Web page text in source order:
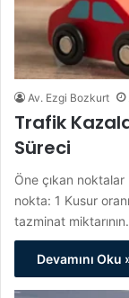
Av. Ezgi Bozkurt
Trafik
Süreci
Öne çıkan
nokta: 1 Kusur
tazminat
Devamını Oku